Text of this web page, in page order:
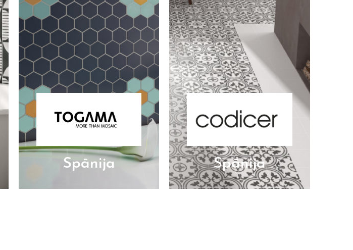
Spānija Spānija